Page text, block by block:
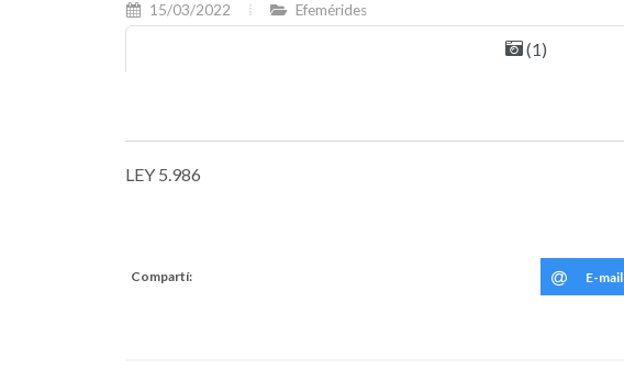
15/03/2022 Efemérides
(1)
LEY 5.986
Compartí: E-mail